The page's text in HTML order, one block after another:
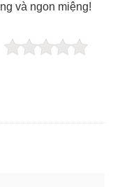
và ngon miệng!